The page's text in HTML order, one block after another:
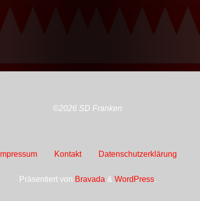
©2026 SD Franken
Impressum Kontakt Datenschutzerklärung
Präsentiert von Bravada & WordPress.